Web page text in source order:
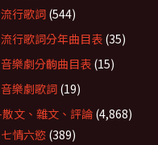
流行歌詞 (544)
流行歌詞分年曲目表 (35)
音樂劇分齣曲目表 (15)
音樂劇歌詞 (19)
文、雜文、評論 (4,868)
七情六慾 (389)